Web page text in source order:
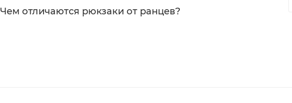
Чем отличаются рюкзаки от ранцев?